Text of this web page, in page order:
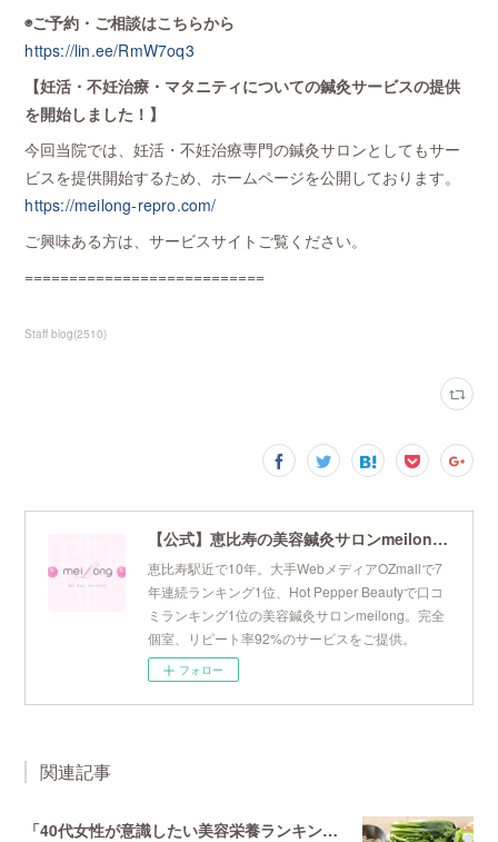
◉ご予約・ご相談はこちらから
https://lin.ee/RmW7oq3
【妊活・不妊治療・マタニティについての鍼灸サービスの提供
を開始しました！】
今回当院では、妊活・不妊治療専門の鍼灸サロンとしてもサー
ビスを提供開始するため、ホームページを公開しております。
https://meilong-repro.com/
ご興味ある方は、サービスサイトご覧ください。
===========================
Staff blog(2510)
【公式】恵比寿の美容鍼灸サロンmeilong｜ツボを押さえた針・お灸の治療で美容と健康を叶えます
恵比寿駅近で10年。大手WebメディアOZmallで7
年連続ランキング1位、Hot Pepper Beautyで口コ
ミランキング1位の美容鍼灸サロンmeilong。完全
個室、リピート率92%のサービスをご提供。
フォロー
関連記事
「40代女性が意識したい美容栄養ランキング 第3位」不妊鍼灸と妊活鍼灸が得意のmeilong